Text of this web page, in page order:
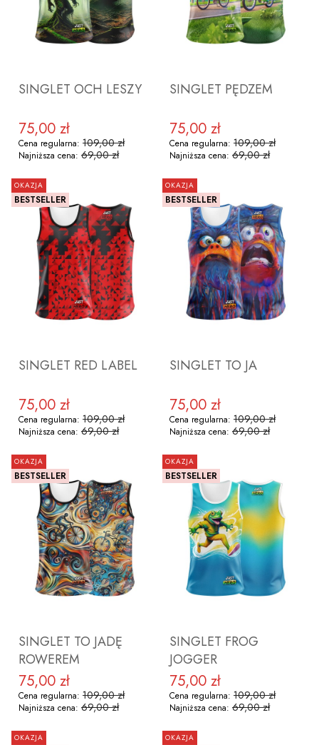
ZOBACZ PRODUKT ZOBACZ PRODUKT
SINGLET OCH LESZY
Cena promocyjna
75,00 zł
Cena regularna: 109,00 zł
Najniższa cena: 69,00 zł
ZOBACZ PRODUKT
SINGLET PĘDZEM
Cena promocyjna
75,00 zł
Cena regularna: 109,00 zł
Najniższa cena: 69,00 zł
ZOBACZ PRODUKT
OKAZJA
BESTSELLER
SINGLET RED LABEL
Cena promocyjna
75,00 zł
Cena regularna: 109,00 zł
Najniższa cena: 69,00 zł
ZOBACZ PRODUKT
OKAZJA
BESTSELLER
SINGLET TO JA
Cena promocyjna
75,00 zł
Cena regularna: 109,00 zł
Najniższa cena: 69,00 zł
ZOBACZ PRODUKT
OKAZJA
BESTSELLER
SINGLET TO JADĘ
ROWEREM
Cena promocyjna
75,00 zł
Cena regularna: 109,00 zł
Najniższa cena: 69,00 zł
OKAZJA
BESTSELLER
SINGLET FROG
JOGGER
Cena promocyjna
75,00 zł
Cena regularna: 109,00 zł
Najniższa cena: 69,00 zł
OKAZJA OKAZJA